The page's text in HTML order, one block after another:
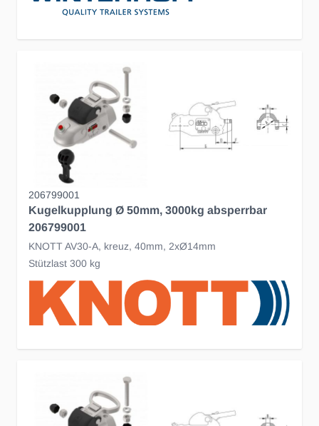
206799001
Kugelkupplung Ø 50mm, 3000kg absperrbar
206799001
KNOTT AV30-A, kreuz, 40mm, 2xØ14mm
Stützlast 300 kg